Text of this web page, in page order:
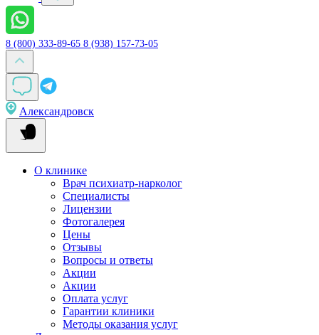
8 (800) 333-89-65 8 (938) 157-73-05
Александровск
О клинике
Врач психиатр-нарколог
Специалисты
Лицензии
Фотогалерея
Цены
Отзывы
Вопросы и ответы
Акции
Акции
Оплата услуг
Гарантии клиники
Методы оказания услуг